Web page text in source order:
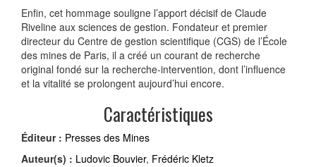
Enfin, cet hommage souligne l’apport décisif de Claude
Riveline aux sciences de gestion. Fondateur et premier
directeur du Centre de gestion scientifique (CGS) de l’École
des mines de Paris, il a créé un courant de recherche
original fondé sur la recherche-intervention, dont l’influence
et la vitalité se prolongent aujourd’hui encore.
Caractéristiques
Éditeur : Presses des Mines
Auteur(s) : Ludovic Bouvier, Frédéric Kletz